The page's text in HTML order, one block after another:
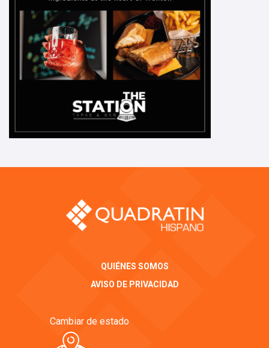
QUIÉNES SOMOS
AVISO DE PRIVACIDAD
Cambiar de estado